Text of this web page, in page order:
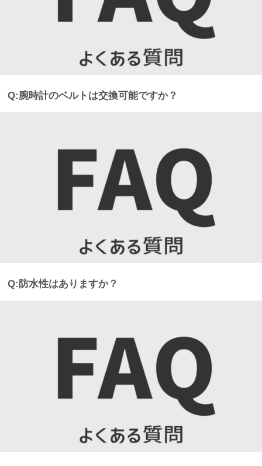
Q:腕時計のベルトは交換可能ですか？
Q:防水性はありますか？